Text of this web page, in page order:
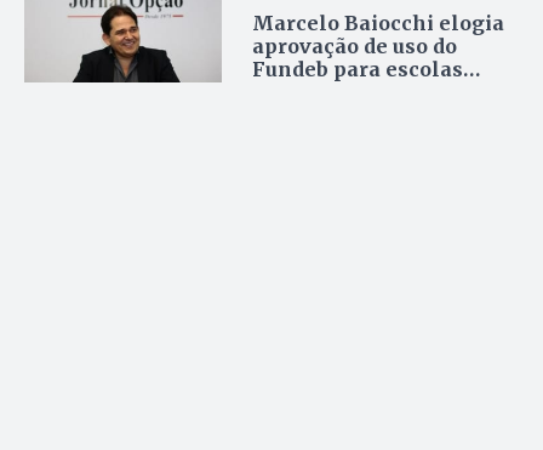
Marcelo Baiocchi elogia
aprovação de uso do
Fundeb para escolas